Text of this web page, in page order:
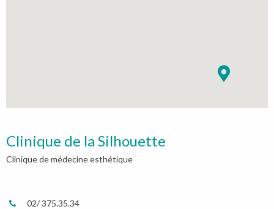
Clinique de la Silhouette
Clinique de médecine esthétique
02/ 375.35.34